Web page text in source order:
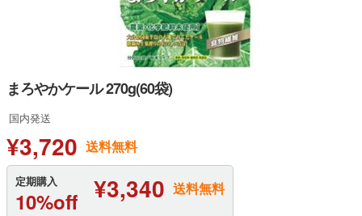
まろやかケール 270g(60袋)
国内発送
¥3,720 送料無料
定期購入
10%off ¥3,340 送料無料